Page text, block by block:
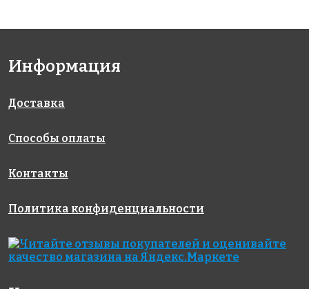
Информация
Доставка
Способы оплаты
Контакты
Политика конфиденциальности